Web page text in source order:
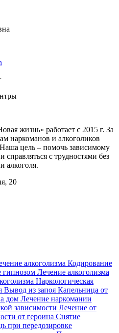
жизнь» работает с 2015 г. За
наркоманов и алкоголиков
цель – помочь зависимому
справляться с трудностями без
алкоголя.
20
алкоголизма Кодирование
гипнозом Лечение алкоголизма
Наркологическая
Вывод из запоя Капельница от
дом Лечение наркомании
зависимости Лечение от
от героина Снятие
при передозировке